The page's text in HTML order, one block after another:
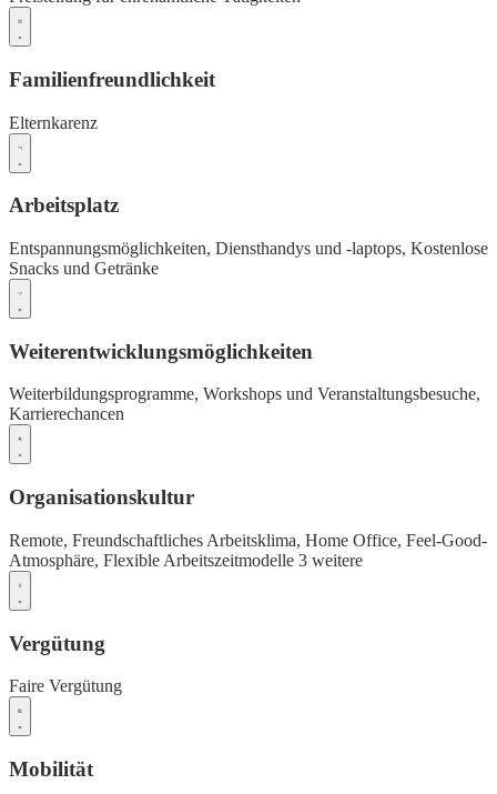
Familienfreundlichkeit
Elternkarenz
Arbeitsplatz
Entspannungsmöglichkeiten, Diensthandys und -laptops, Kostenlose
Snacks und Getränke
Weiterentwicklungsmöglichkeiten
Weiterbildungsprogramme, Workshops und Veranstaltungsbesuche,
Karrierechancen
Organisationskultur
Remote, Freundschaftliches Arbeitsklima, Home Office, Feel-Good-
Atmosphäre, Flexible Arbeitszeitmodelle 3 weitere
Vergütung
Faire Vergütung
Mobilität